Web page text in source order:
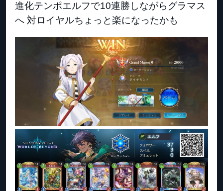
進化テンポエルフで10連勝しながらグラマス
へ 対ロイヤルちょっと楽になったかも